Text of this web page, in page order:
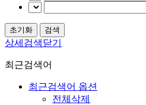
상세검색닫기
최근검색어
최근검색어 옵션
전체삭제